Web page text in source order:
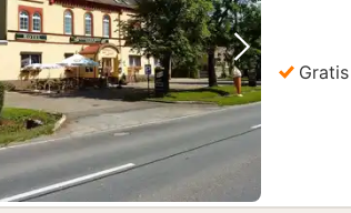
Bild Nächstes